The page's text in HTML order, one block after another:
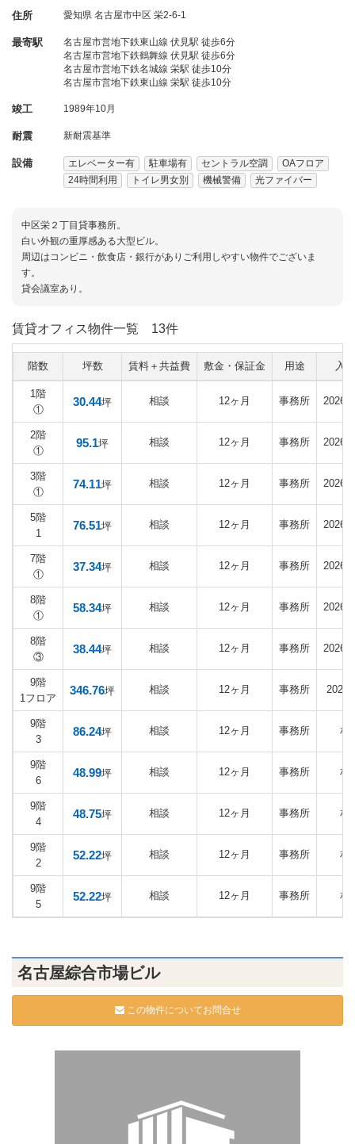
住所 愛知県 名古屋市中区 栄2-6-1
最寄駅
名古屋市営地下鉄東山線 伏見駅 徒歩6分
名古屋市営地下鉄鶴舞線 伏見駅 徒歩6分
名古屋市営地下鉄名城線 栄駅 徒歩10分
名古屋市営地下鉄東山線 栄駅 徒歩10分
竣工 1989年10月
耐震 新耐震基準
設備 エレベーター有 駐車場有 セントラル空調
OAフロア
24時間利用
トイレ男女別 機械警備 光ファイバー
中区栄２丁目貸事務所。
白い外観の重厚感ある大型ビル。
周辺はコンビニ・飲食店・銀行がありご利用しやすい物件でございま
す。
貸会議室あり。
賃貸オフィス物件一覧 13件
階数 坪数 賃料＋共益費 敷金・保証金 用途 入
1階
①
30.44坪 相談 12ヶ月 事務所 2026
2階
①
95.1坪 相談 12ヶ月 事務所 2026
3階
①
74.11坪 相談 12ヶ月 事務所 2026
5階
1
76.51坪 相談 12ヶ月 事務所 2026
7階
①
37.34坪 相談 12ヶ月 事務所 2026
8階
①
58.34坪 相談 12ヶ月 事務所 2026
8階
③
38.44坪 相談 12ヶ月 事務所 2026
9階
1フロア
346.76坪 相談 12ヶ月 事務所 2027
9階
3
86.24坪 相談 12ヶ月 事務所 相
9階
6
48.99坪 相談 12ヶ月 事務所 相
9階
4
48.75坪 相談 12ヶ月 事務所 相
9階
2
52.22坪 相談 12ヶ月 事務所 相
9階
5
52.22坪 相談 12ヶ月 事務所 相
名古屋綜合市場ビル
この物件についてお問合せ